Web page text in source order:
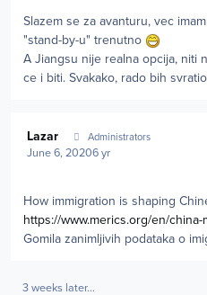
Slazem se za avanturu, vec
"stand-by-u" trenutno
A Jiangsu nije realna opcija, niti
ce i biti. Svakako, rado bih
Lazar Administrators
June 6, 20206 yr
How immigration is shaping
https://www.merics.org/en/
Gomila zanimljivih podataka o
3 weeks later...